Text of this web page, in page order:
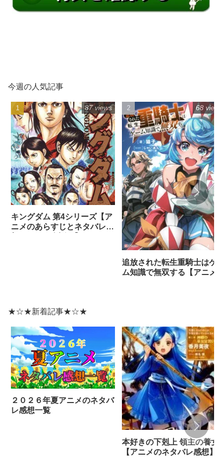
今週の人気記事
キングダム 第4シリーズ【ア
ニメのあらすじとネタバレ感
87 views
追放された転生重騎士はゲ
ム知識で無双する【アニメ
68
★☆★新着記事★☆★
２０２６年夏アニメのネタバ
レ感想一覧
本好きの下剋上 領主の養女
【アニメのネタバレ感想】